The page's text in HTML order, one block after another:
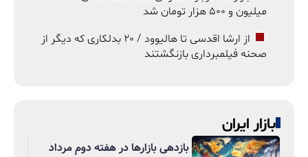
میلیون و ۵۰۰ هزار تومان شد
از ارشا اقدسی تا هالیوود / ۲۰ بدلکاری که دیگر از
صحنه فیلمبرداری بازنگشتند
بازار ایران
بازدهی بازارها در هفته دوم مرداد